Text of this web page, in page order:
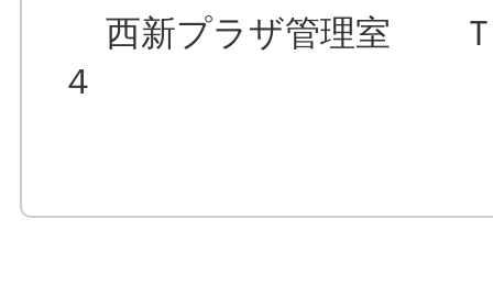
西新プラザ管理室 Ｔ
４